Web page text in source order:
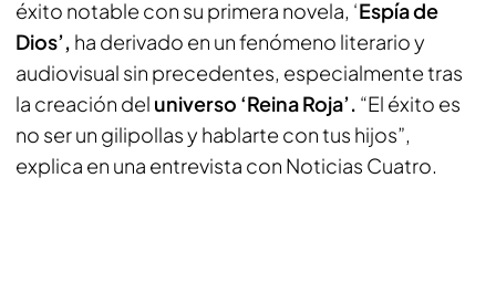
éxito notable con su primera novela, ‘Espía de
Dios’, ha derivado en un fenómeno literario y
audiovisual sin precedentes, especialmente tras
la creación del universo ‘Reina Roja’. “El éxito es
no ser un gilipollas y hablarte con tus hijos”,
explica en una entrevista con Noticias Cuatro.